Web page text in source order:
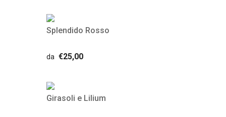
Splendido Rosso
da €25,00
Girasoli e Lilium